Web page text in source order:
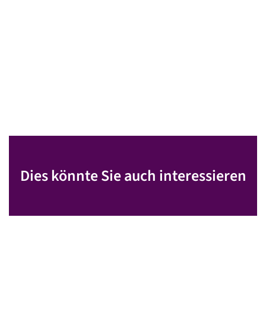
Dies könnte Sie auch interessieren